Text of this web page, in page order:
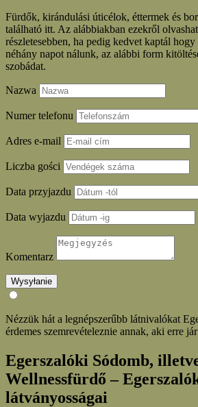
Fürdők, kirándulási úticélok, éttermek és
található itt. Az alábbiakban ezekről
részletesebben, ha pedig kedvet kaptál
néhány napot nálunk, az alábbi form
szobádat.
Nazwa
Numer telefonu
Adres e-mail
Liczba gości
Data przyjazdu
Data wyjazdu
Komentarz
Wysyłanie
Nézzük hát a legnépszerűbb látnivalókat
érdemes szemrevételeznie annak, aki erre
Egerszalóki Sódomb,
Wellnessfürdő –
látványosságai